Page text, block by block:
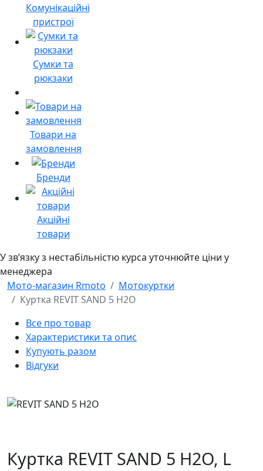
Комунікаційні
пристрої
Сумки та
рюкзаки
Товари на
замовлення
Бренди
Акційні
товари
У звʼязку з нестабільністю курса уточнюйте ціни у
менеджера
Мото-магазин Rmoto
Мотокуртки
Куртка REVIT SAND 5 H2O
Все про товар
Характеристики та опис
Купують разом
Відгуки
Куртка REVIT SAND 5 H2O, L